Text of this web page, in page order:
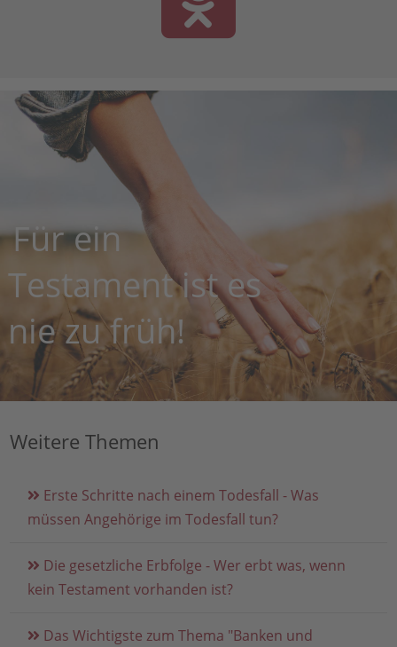
Für ein
Testament ist es
nie zu früh!
Weitere Themen
Erste Schritte nach einem Todesfall - Was
müssen Angehörige im Todesfall tun?
Die gesetzliche Erbfolge - Wer erbt was, wenn
kein Testament vorhanden ist?
Das Wichtigste zum Thema "Banken und